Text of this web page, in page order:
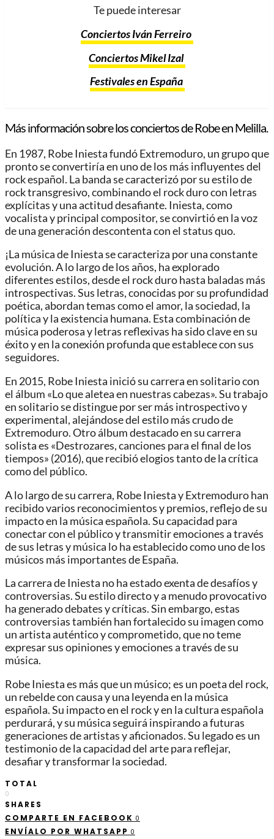
Te puede interesar
Conciertos Iván Ferreiro
Conciertos Mikel Izal
Festivales en España
Más información sobre los conciertos de Robe en Melilla.
En 1987, Robe Iniesta fundó Extremoduro, un grupo que
pronto se convertiría en uno de los más influyentes del
rock español. La banda se caracterizó por su estilo de
rock transgresivo, combinando el rock duro con letras
explícitas y una actitud desafiante. Iniesta, como
vocalista y principal compositor, se convirtió en la voz
de una generación descontenta con el status quo.
¡La música de Iniesta se caracteriza por una constante
evolución. A lo largo de los años, ha explorado
diferentes estilos, desde el rock duro hasta baladas más
introspectivas. Sus letras, conocidas por su profundidad
poética, abordan temas como el amor, la sociedad, la
política y la existencia humana. Esta combinación de
música poderosa y letras reflexivas ha sido clave en su
éxito y en la conexión profunda que establece con sus
seguidores.
En 2015, Robe Iniesta inició su carrera en solitario con
el álbum «Lo que aletea en nuestras cabezas». Su trabajo
en solitario se distingue por ser más introspectivo y
experimental, alejándose del estilo más crudo de
Extremoduro. Otro álbum destacado en su carrera
solista es «Destrozares, canciones para el final de los
tiempos» (2016), que recibió elogios tanto de la crítica
como del público.
A lo largo de su carrera, Robe Iniesta y Extremoduro han
recibido varios reconocimientos y premios, reflejo de su
impacto en la música española. Su capacidad para
conectar con el público y transmitir emociones a través
de sus letras y música lo ha establecido como uno de los
músicos más importantes de España.
La carrera de Iniesta no ha estado exenta de desafíos y
controversias. Su estilo directo y a menudo provocativo
ha generado debates y críticas. Sin embargo, estas
controversias también han fortalecido su imagen como
un artista auténtico y comprometido, que no teme
expresar sus opiniones y emociones a través de su
música.
Robe Iniesta es más que un músico; es un poeta del rock,
un rebelde con causa y una leyenda en la música
española. Su impacto en el rock y en la cultura española
perdurará, y su música seguirá inspirando a futuras
generaciones de artistas y aficionados. Su legado es un
testimonio de la capacidad del arte para reflejar,
desafiar y transformar la sociedad.
TOTAL
0
SHARES
COMPARTE EN FACEBOOK 0
ENVÍALO POR WHATSAPP 0